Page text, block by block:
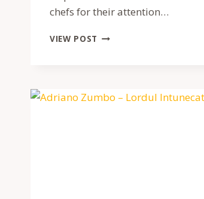
chefs for their attention…
VIEW POST FRANCISCO
TO